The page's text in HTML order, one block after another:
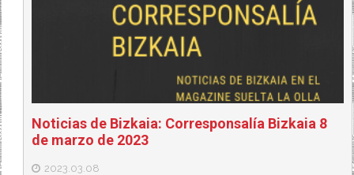
Noticias de Bizkaia: Corresponsalía Bizkaia 8
de marzo de 2023
2023.03.08